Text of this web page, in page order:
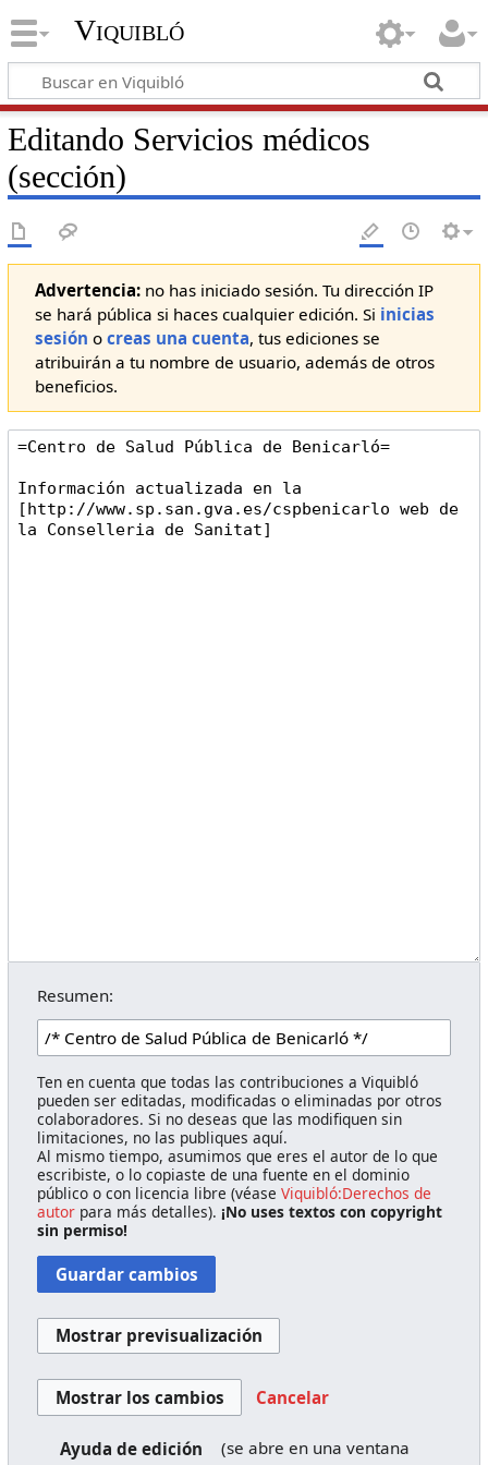
Viquibló
Editando Servicios médicos
(sección)
Advertencia:no has iniciado sesión. Tu dirección IP
se hará pública si haces cualquier edición. Si inicias
sesión o creas una cuenta, tus ediciones se
atribuirán a tu nombre de usuario, además de otros
beneficios.
Resumen:
Ten en cuenta que todas las contribuciones a Viquibló
pueden ser editadas, modificadas o eliminadas por otros
colaboradores. Si no deseas que las modifiquen sin
limitaciones, no las publiques aquí.
Al mismo tiempo, asumimos que eres el autor de lo que
escribiste, o lo copiaste de una fuente en el dominio
público o con licencia libre (véaseViquibló:Derechos de
autor para más detalles).¡No uses textos con copyright
sin permiso!
Cancelar
Ayuda de edición (se abre en una ventana